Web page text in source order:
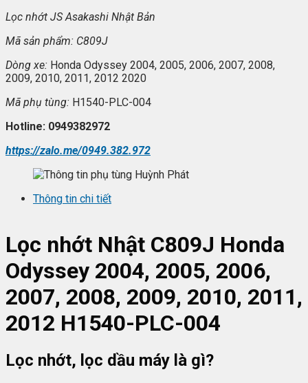
Lọc nhớt JS Asakashi Nhật Bản
Mã sản phẩm: C809J
Dòng xe: Honda Odyssey 2004, 2005, 2006, 2007, 2008,
2009, 2010, 2011, 2012 2020
Mã phụ tùng: H1540-PLC-004
Hotline: 0949382972
https://zalo.me/0949.382.972
Thông tin chi tiết
Lọc nhớt Nhật C809J Honda
Odyssey 2004, 2005, 2006,
2007, 2008, 2009, 2010, 2011,
2012 H1540-PLC-004
Lọc nhớt, lọc dầu máy là gì?